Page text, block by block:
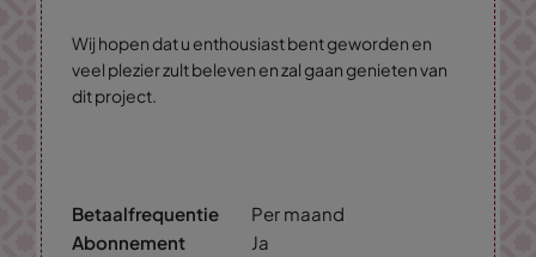
Wij hopen dat u enthousiast bent geworden en
veel plezier zult beleven en zal gaan genieten van
dit project.
Betaalfrequentie
Per maand
Abonnement
Ja